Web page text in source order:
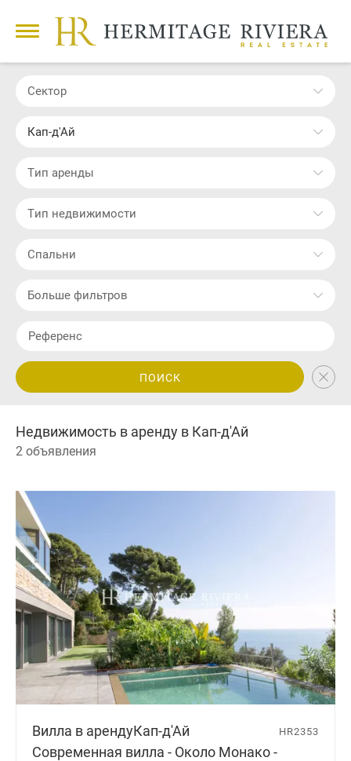
Сектор
Кап-д'Ай
Тип аренды
Тип недвижимости
Cпальни
Больше фильтров
ПОИСК
Недвижимость в аренду в Кап-д'Ай
2 объявления
Вилла в арендуКап-д'Ай
Современная вилла - Около Монако -
HR2353